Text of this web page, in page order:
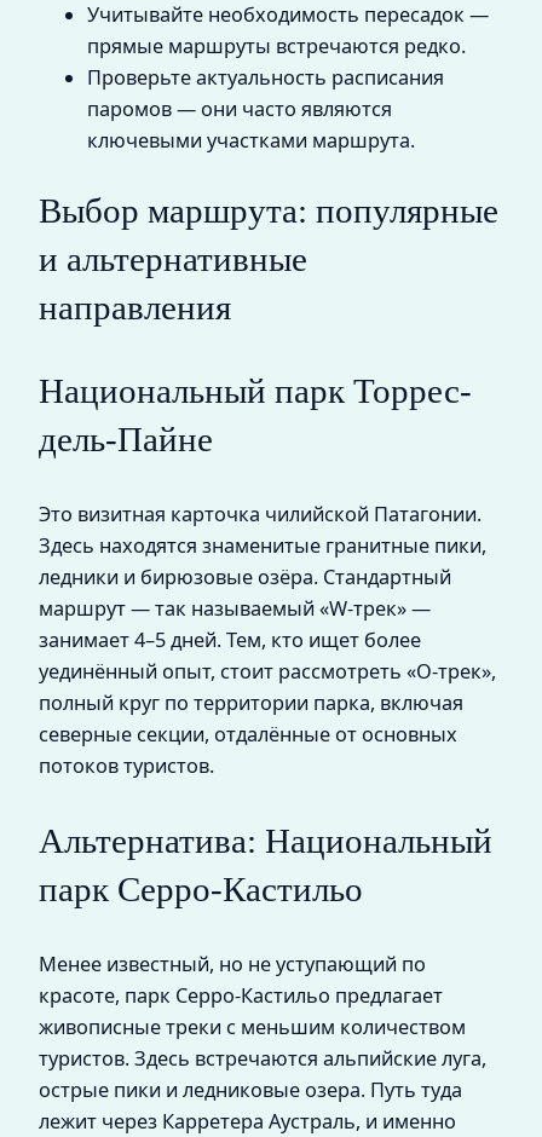
Учитывайте необходимость пересадок —
прямые маршруты встречаются редко.
Проверьте актуальность расписания
паромов — они часто являются
ключевыми участками маршрута.
Выбор маршрута: популярные
и альтернативные
направления
Национальный парк Торрес-
дель-Пайне
Это визитная карточка чилийской Патагонии.
Здесь находятся знаменитые гранитные пики,
ледники и бирюзовые озёра. Стандартный
маршрут — так называемый «W-трек» —
занимает 4–5 дней. Тем, кто ищет более
уединённый опыт, стоит рассмотреть «O-трек»,
полный круг по территории парка, включая
северные секции, отдалённые от основных
потоков туристов.
Альтернатива: Национальный
парк Серро-Кастильо
Менее известный, но не уступающий по
красоте, парк Серро-Кастильо предлагает
живописные треки с меньшим количеством
туристов. Здесь встречаются альпийские луга,
острые пики и ледниковые озера. Путь туда
лежит через Карретера Аустраль, и именно